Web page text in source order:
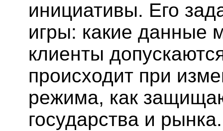
инициативы. Его
игры: какие данные
клиенты
происходит при
режима, как
государства и рынка.